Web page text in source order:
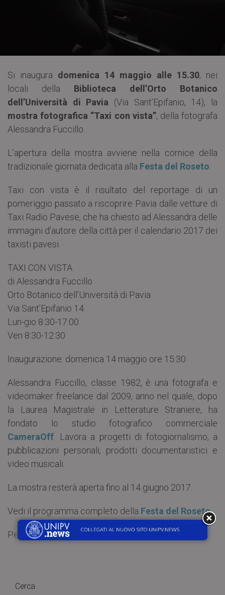
Si inaugura domenica 14 maggio alle 15.30, nei
locali della Biblioteca dell’Orto Botanico
dell’Università di Pavia (Via Sant’Epifanio, 14), la
mostra fotografica “Taxi con vista”, della fotografa
Alessandra Fuccillo.
L’apertura della mostra avviene nella cornice della
tradizionale giornata dedicata alla Festa del Roseto
Taxi con vista è il risultato del reportage di un
pomeriggio passato a riscoprire Pavia dalle vetture di
Taxi Radio Pavese, che ha chiesto ad Alessandra delle
immagini d’autore della città per il calendario 2017 dei
taxisti pavesi.
TAXI CON VISTA
di Alessandra Fuccillo
Orto Botanico dell’Università di Pavia
Via Sant’Epifanio 14
Lun-gio 8:30-17:00
Ven 8:30-12:30
Inaugurazione: domenica 14 maggio ore 15:30
Alessandra Fuccillo, classe 1982, è una fotografa e
videomaker freelance dal 2009, anno nel quale, dopo
la Laurea Magistrale in Letterature Straniere, ha
fondato lo studio fotografico commerciale
CameraOff . Lavora a progetti di fotogiornalismo, a
pubblicazioni personali, prodotti documentaristici e
video musicali.
La mostra resterà aperta fino al 14 giugno 2017.
Vedi il programma completo della Festa del Roseto.
Per informazioni scrivete abst@unipv.it.
Cerca